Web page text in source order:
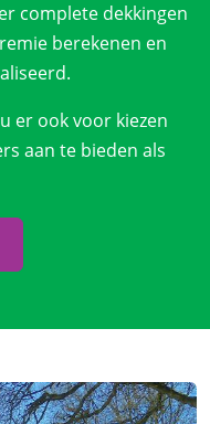
complete dekkingen
berekenen en
er ook voor kiezen
aan te bieden als